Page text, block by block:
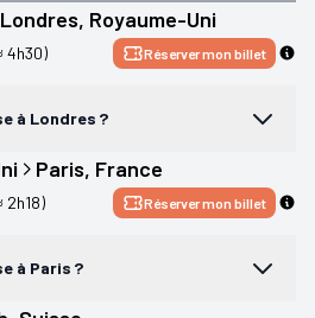
Londres, Royaume-Uni
4h30) Réserver mon billet
à Londres ?
Paris, France
2h18) Réserver mon billet
à Paris ?